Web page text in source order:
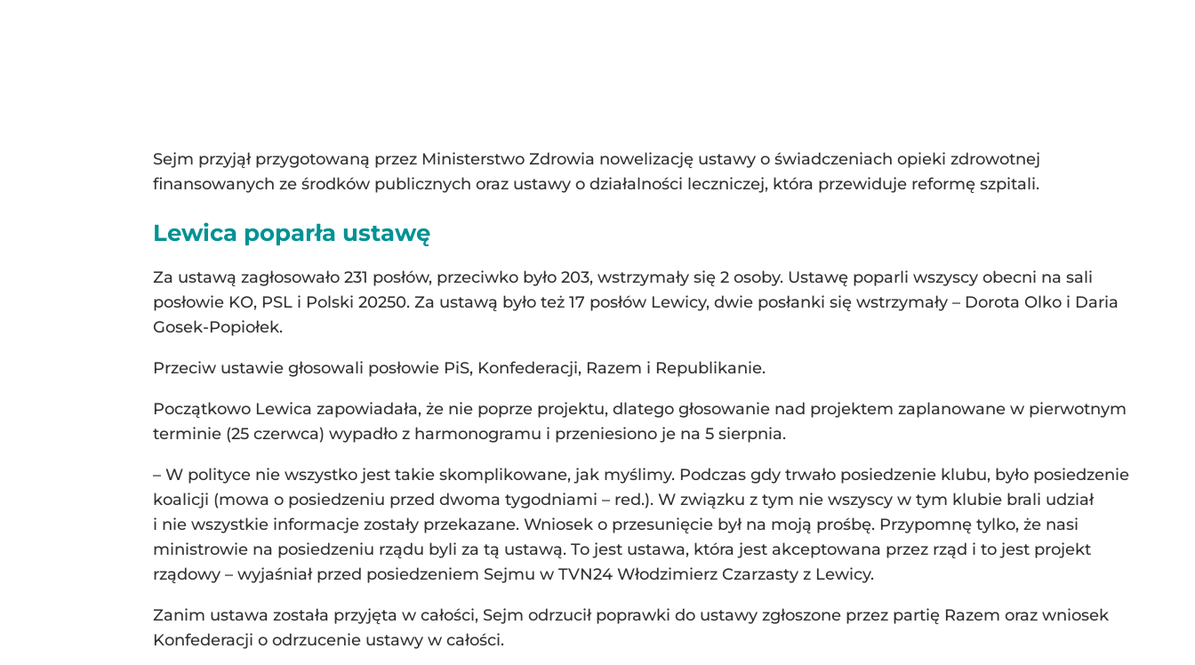
Sejm przyjął przygotowaną przez Ministerstwo Zdrowia nowelizację ustawy o świadczeniach opieki zdrowotnej
finansowanych ze środków publicznych oraz ustawy o działalności leczniczej, która przewiduje reformę szpitali.
Lewica poparła ustawę
Za ustawą zagłosowało 231 posłów, przeciwko było 203, wstrzymały się 2 osoby. Ustawę poparli wszyscy obecni na sali
posłowie KO, PSL i Polski 20250. Za ustawą było też 17 posłów Lewicy, dwie posłanki się wstrzymały – Dorota Olko i Daria
Gosek-Popiołek.
Przeciw ustawie głosowali posłowie PiS, Konfederacji, Razem i Republikanie.
Początkowo Lewica zapowiadała, że nie poprze projektu, dlatego głosowanie nad projektem zaplanowane w pierwotnym
terminie (25 czerwca) wypadło z harmonogramu i przeniesiono je na 5 sierpnia.
– W polityce nie wszystko jest takie skomplikowane, jak myślimy. Podczas gdy trwało posiedzenie klubu, było posiedzenie
koalicji (mowa o posiedzeniu przed dwoma tygodniami – red.). W związku z tym nie wszyscy w tym klubie brali udział
i nie wszystkie informacje zostały przekazane. Wniosek o przesunięcie był na moją prośbę. Przypomnę tylko, że nasi
ministrowie na posiedzeniu rządu byli za tą ustawą. To jest ustawa, która jest akceptowana przez rząd i to jest projekt
rządowy – wyjaśniał przed posiedzeniem Sejmu w TVN24 Włodzimierz Czarzasty z Lewicy.
Zanim ustawa została przyjęta w całości, Sejm odrzucił poprawki do ustawy zgłoszone przez partię Razem oraz wniosek
Konfederacji o odrzucenie ustawy w całości.